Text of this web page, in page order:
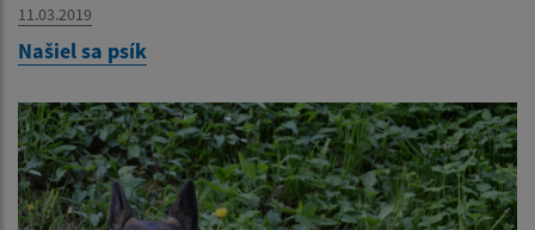
11.03.2019
Našiel sa psík